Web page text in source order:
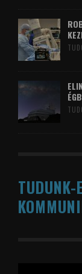
TUDUNK-